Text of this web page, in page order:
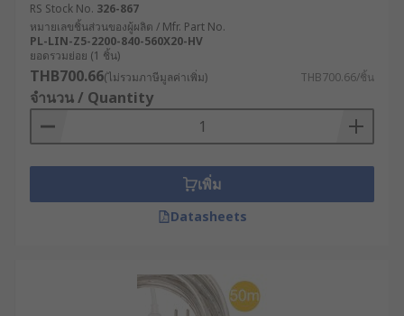
RS Stock No. 326-867
หมายเลขชิ้นส่วนของผู้ผลิต / Mfr. Part No.
PL-LIN-Z5-2200-840-560X20-HV
ยอดรวมย่อย (1 ชิ้น)
THB700.66(ไม่รวมภาษีมูลค่าเพิ่ม) THB700.66/ชิ้น
จำนวน / Quantity
เพิ่ม
Datasheets